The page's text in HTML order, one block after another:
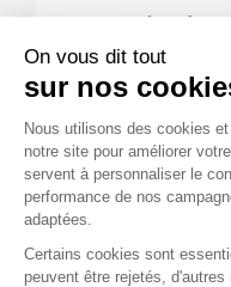
On vous dit tout
sur nos
Plateforme de
Nous utilisons des cookies
notre site pour améliorer
servent à personnaliser le
performance de nos
adaptées.
Certains cookies sont
peuvent être rejetés,
Pour les
offre les